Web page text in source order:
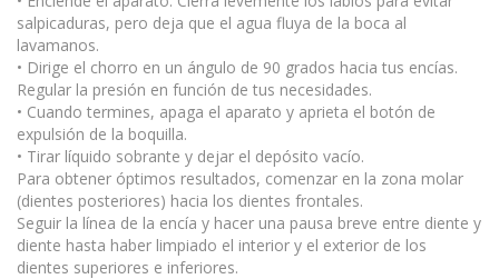
salpicaduras, pero deja que el agua fluya de la boca al
lavamanos.
• Dirige el chorro en un ángulo de 90 grados hacia tus encías.
Regular la presión en función de tus necesidades.
• Cuando termines, apaga el aparato y aprieta el botón de
expulsión de la boquilla.
• Tirar líquido sobrante y dejar el depósito vacío.
Para obtener óptimos resultados, comenzar en la zona molar
(dientes posteriores) hacia los dientes frontales.
Seguir la línea de la encía y hacer una pausa breve entre diente y
diente hasta haber limpiado el interior y el exterior de los
dientes superiores e inferiores.